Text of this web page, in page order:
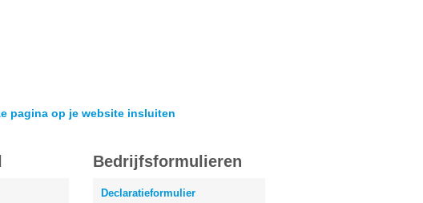
pagina op je website insluiten
Bedrijfsformulieren
Declaratieformulier